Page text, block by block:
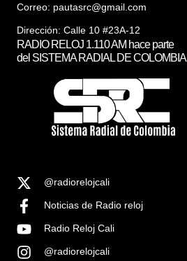
Correo: pautasrc@gmail.com
Dirección: Calle 10 #23A-12
RADIO RELOJ 1.110 AM hace parte
del SISTEMA RADIAL DE COLOMBIA
@radiorelojcali
Noticias de Radio reloj
Radio Reloj Cali
@radiorelojcali